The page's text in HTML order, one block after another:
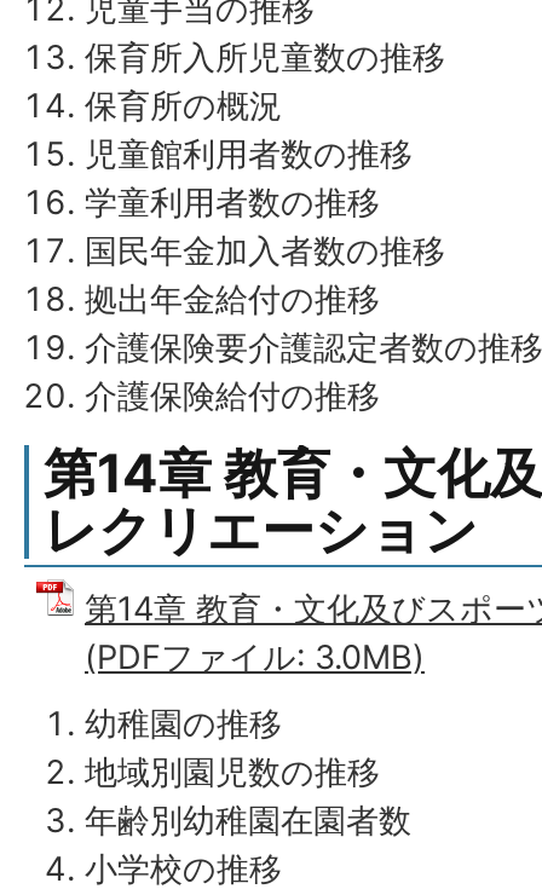
児童手当の推移
保育所入所児童数の推移
保育所の概況
児童館利用者数の推移
学童利用者数の推移
国民年金加入者数の推移
拠出年金給付の推移
介護保険要介護認定者数の推移
介護保険給付の推移
第14章 教育・文化
レクリエーション
第14章 教育・文化及びスポ
(PDFファイル: 3.0MB)
幼稚園の推移
地域別園児数の推移
年齢別幼稚園在園者数
小学校の推移